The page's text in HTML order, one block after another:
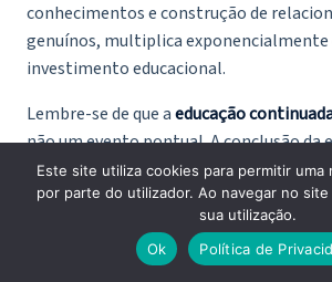
conhecimentos e construção de
genuínos, multiplica
investimento educacional.
Lembre-se de que aeducação
não um evento pontual. A conclusão da
marca o início de uma nova fase de
refinamento dos conhecimentos
de sucesso mantêm-se sempre
continuamente suas redes de
Este site utiliza cookies para permitir uma
por parte do utilizador. Ao navegar no
sua utilização.
Ok
Política de